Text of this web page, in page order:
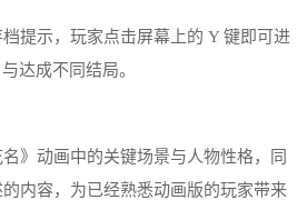
提示，玩家点击屏幕上的 Y 键即可进
达成不同结局。
》动画中的关键场景与人物性格，同
内容，为已经熟悉动画版的玩家带来